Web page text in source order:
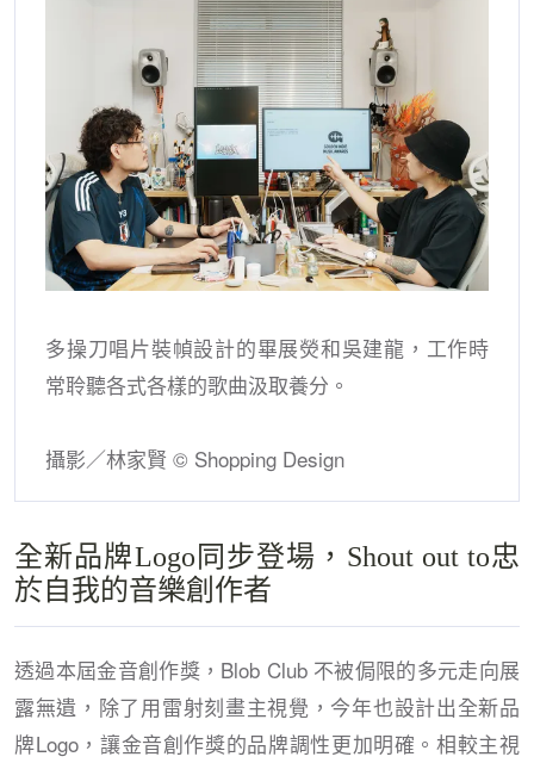
多操刀唱片裝幀設計的畢展熒和吳建龍，工作時
常聆聽各式各樣的歌曲汲取養分。
攝影／林家賢 © Shopping Design
全新品牌Logo同步登場，Shout out to忠
於自我的音樂創作者
透過本屆金音創作獎，Blob Club 不被侷限的多元走向展
露無遺，除了用雷射刻畫主視覺，今年也設計出全新品
牌Logo，讓金音創作獎的品牌調性更加明確。相較主視